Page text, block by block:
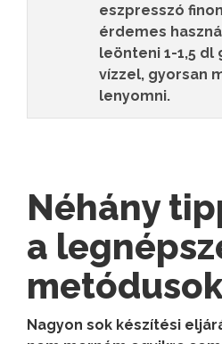
eszpresszó
érdemes
leönteni 1-1,5 dl
vízzel, gyorsan
lenyomni.
Néhány
a
Nagyon sok készítési